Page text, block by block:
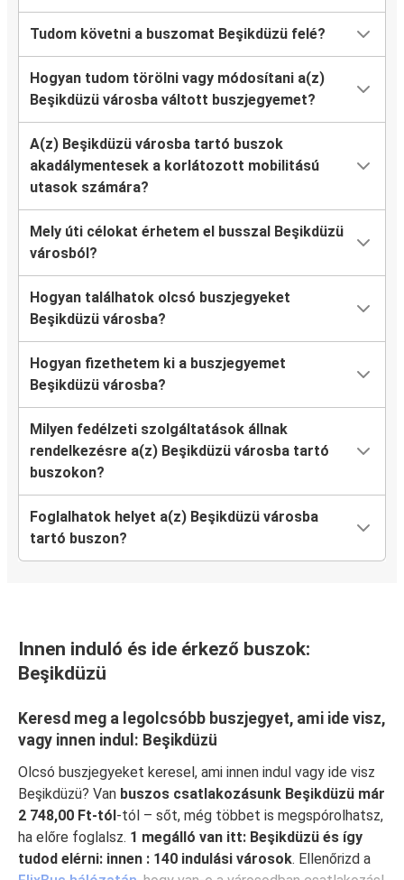
Tudom követni a buszomat Beşikdüzü felé?
Hogyan tudom törölni vagy módosítani a(z)
Beşikdüzü városba váltott buszjegyemet?
A(z) Beşikdüzü városba tartó buszok
akadálymentesek a korlátozott mobilitású
utasok számára?
Mely úti célokat érhetem el busszal Beşikdüzü
városból?
Hogyan találhatok olcsó buszjegyeket
Beşikdüzü városba?
Hogyan fizethetem ki a buszjegyemet
Beşikdüzü városba?
Milyen fedélzeti szolgáltatások állnak
rendelkezésre a(z) Beşikdüzü városba tartó
buszokon?
Foglalhatok helyet a(z) Beşikdüzü városba
tartó buszon?
Innen induló és ide érkező buszok:
Beşikdüzü
Keresd meg a legolcsóbb buszjegyet, ami ide visz,
vagy innen indul: Beşikdüzü
Olcsó buszjegyeket keresel, ami innen indul vagy ide visz
Beşikdüzü? Van buszos csatlakozásunk Beşikdüzü már
2 748,00 Ft-tól -tól – sőt, még többet is megspórolhatsz,
ha előre foglalsz. 1 megálló van itt: Beşikdüzü és így
tudod elérni: innen : 140 indulási városok. Ellenőrizd a